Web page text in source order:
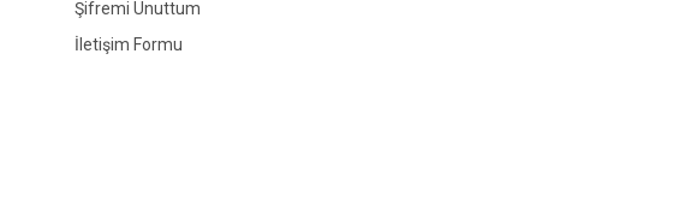
Şifremi Unuttum
İletişim Formu